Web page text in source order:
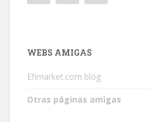
WEBS AMIGAS
Efimarket.com blog
Otras páginas amigas